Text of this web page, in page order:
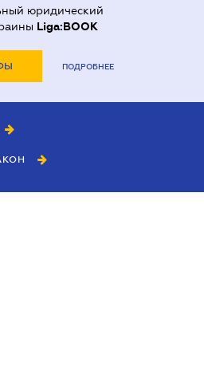
юридический
Liga:BOOK
ПОДРОБНЕЕ